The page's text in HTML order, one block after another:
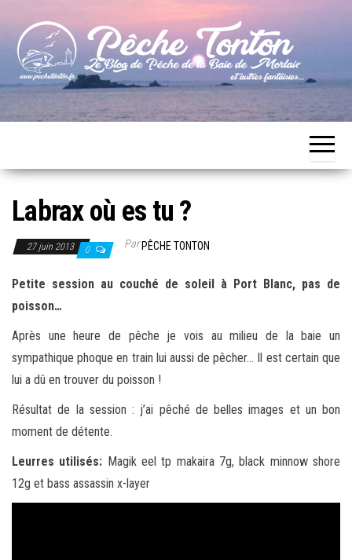
content
Pêche
Le blog
de
Baie de
Labrax où es tu ?
27 juin 2013 0 ParPÊCHE TONTON
Petite session au couché de soleil à Port Blanc, pas de
poisson…
Après une heure de pêche je vois au milieu de la baie un
sympathique phoque en train lui aussi de pêcher… Il est certain que
lui a dû en trouver du poisson !
Résultat de la session : j’ai pêché de belles images et un bon
moment de détente.
Leurres utilisés: Magik eel tp makaira 7g, black minnow shore
12g et bass assassin x-layer